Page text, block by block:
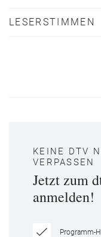
LESERSTIMMEN
KEINE DTV
VERPASSEN
Jetzt zum
anmelden!
Programm-